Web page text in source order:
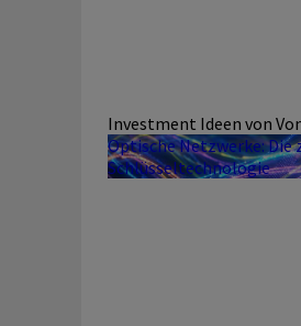
Investment Ideen von
Optische Netzwerke: Die
Schlüsseltechnologie